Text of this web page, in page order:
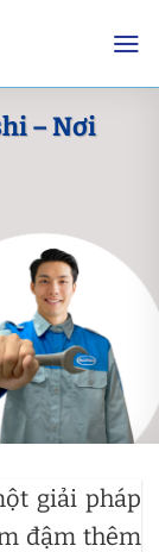
– Nơi
giải pháp
đậm thêm